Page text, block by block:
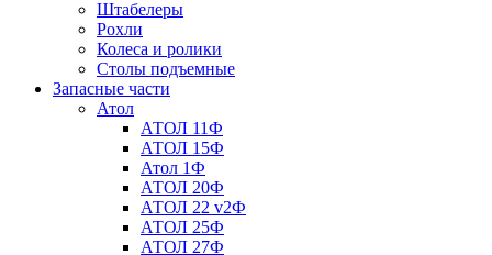
Штабелеры
Рохли
Колеса и ролики
Столы подъемные
Запасные части
Атол
АТОЛ 11Ф
АТОЛ 15Ф
Атол 1Ф
АТОЛ 20Ф
АТОЛ 22 v2Ф
АТОЛ 25Ф
АТОЛ 27Ф